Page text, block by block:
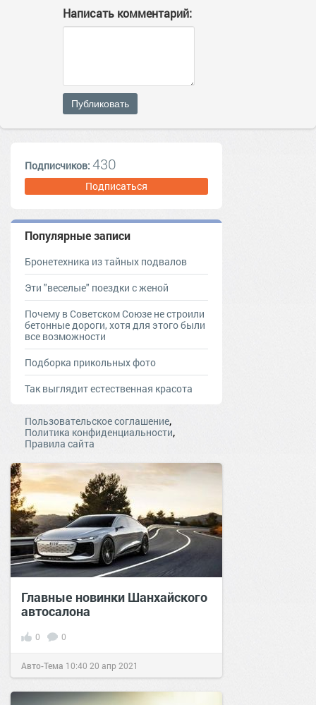
Написать комментарий:
Публиковать
Подписчиков: 430
Подписаться
Популярные записи
Бронетехника из тайных подвалов
Эти "веселые" поездки с женой
Почему в Советском Союзе не строили
бетонные дороги, хотя для этого были
все возможности
Подборка прикольных фото
Так выглядит естественная красота
Пользовательское соглашение,
Политика конфиденциальности,
Правила сайта
Главные новинки Шанхайского
автосалона
0 0
Авто-Тема 10:40 20 апр 2021